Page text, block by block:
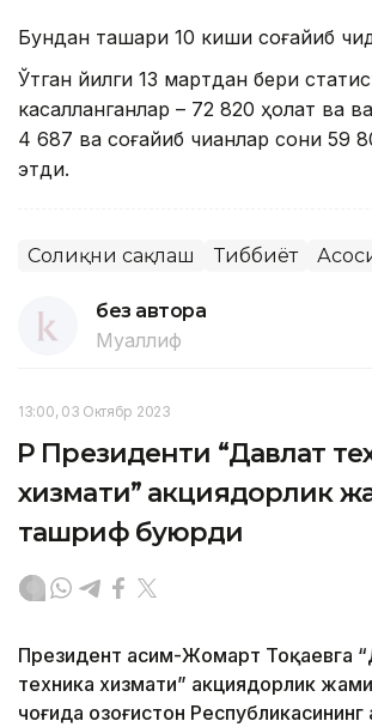
Бундан ташқари 10 киши соғайиб
Ўтган йилги 13 мартдан бери
касалланганлар – 72 820 ҳолат ва
4 687 ва соғайиб чиққанлар сони 59
этди.
Соғлиқни сақлаш Тиббиёт
без автора
Муаллиф
13:00, 03 Октябр 2023
ҚР Президенти “Давлат
хизмати” акциядорлик
ташриф буюрди
Президент Қасим-Жомарт Тоқаевга
техника хизмати” акциядорлик
чоғида Қозоғистон